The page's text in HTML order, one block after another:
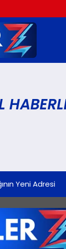
Yeni Adresi